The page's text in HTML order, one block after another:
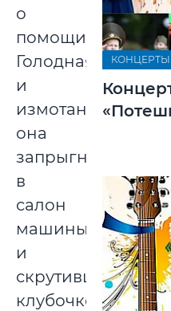
о
помощи.
Голодная
и
измотанная
она
запрыгнула
в
салон
машины
и
скрутившись
клубочком
КОНЦЕРТЫ